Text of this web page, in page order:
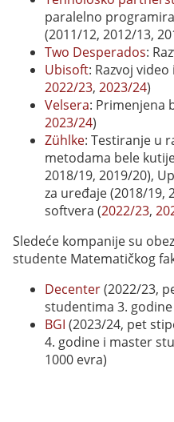
paralelno
(2011/12, 2012/13,
Two Desperados:
Ubisoft: Razvoj
2022/23, 2023/24)
Velsera: Primenjena
2023/24)
Zühlke: Testiranje u
metodama bele
2018/19, 2019/20),
za uređaje (2018/19,
softvera (2022/23,
Sledeće kompanije su
studente Matematičkog
Decenter(2022/23,
studentima 3.
BGI (2023/24, pet
4. godine i master
1000 evra)